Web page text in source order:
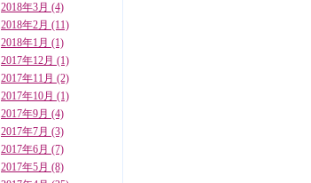
2018年3月 (4)
2018年2月 (11)
2018年1月 (1)
2017年12月 (1)
2017年11月 (2)
2017年10月 (1)
2017年9月 (4)
2017年7月 (3)
2017年6月 (7)
2017年5月 (8)